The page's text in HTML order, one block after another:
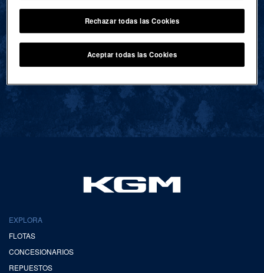
VOLVER AL INICIO
EXPLORA
FLOTAS
CONCESIONARIOS
REPUESTOS
Rechazar todas las Cookies
Aceptar todas las Cookies